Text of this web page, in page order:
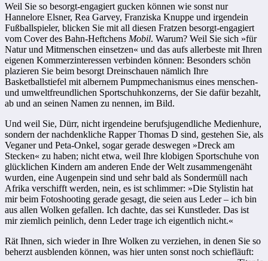
Weil Sie so besorgt-engagiert gucken können wie sonst nur
Hannelore Elsner, Rea Garvey, Franziska Knuppe und irgendein
Fußballspieler, blicken Sie mit all diesen Fratzen besorgt-engagiert
vom Cover des Bahn-Heftchens Mobil. Warum? Weil Sie sich »für
Natur und Mitmenschen einsetzen« und das aufs allerbeste mit Ihren
eigenen Kommerzinteressen verbinden können: Besonders schön
plazieren Sie beim besorgt Dreinschauen nämlich Ihre
Basketballstiefel mit albernem Pumpmechanismus eines menschen-
und umweltfreundlichen Sportschuhkonzerns, der Sie dafür bezahlt,
ab und an seinen Namen zu nennen, im Bild.
Und weil Sie, Dürr, nicht irgendeine berufsjugendliche Medienhure,
sondern der nachdenkliche Rapper Thomas D sind, gestehen Sie, als
Veganer und Peta-Onkel, sogar gerade deswegen »Dreck am
Stecken« zu haben; nicht etwa, weil Ihre klobigen Sportschuhe von
glücklichen Kindern am anderen Ende der Welt zusammengenäht
wurden, eine Augenpein sind und sehr bald als Sondermüll nach
Afrika verschifft werden, nein, es ist schlimmer: »Die Stylistin hat
mir beim Fotoshooting gerade gesagt, die seien aus Leder – ich bin
aus allen Wolken gefallen. Ich dachte, das sei Kunstleder. Das ist
mir ziemlich peinlich, denn Leder trage ich eigentlich nicht.«
Rät Ihnen, sich wieder in Ihre Wolken zu verziehen, in denen Sie so
beherzt ausblenden können, was hier unten sonst noch schiefläuft: